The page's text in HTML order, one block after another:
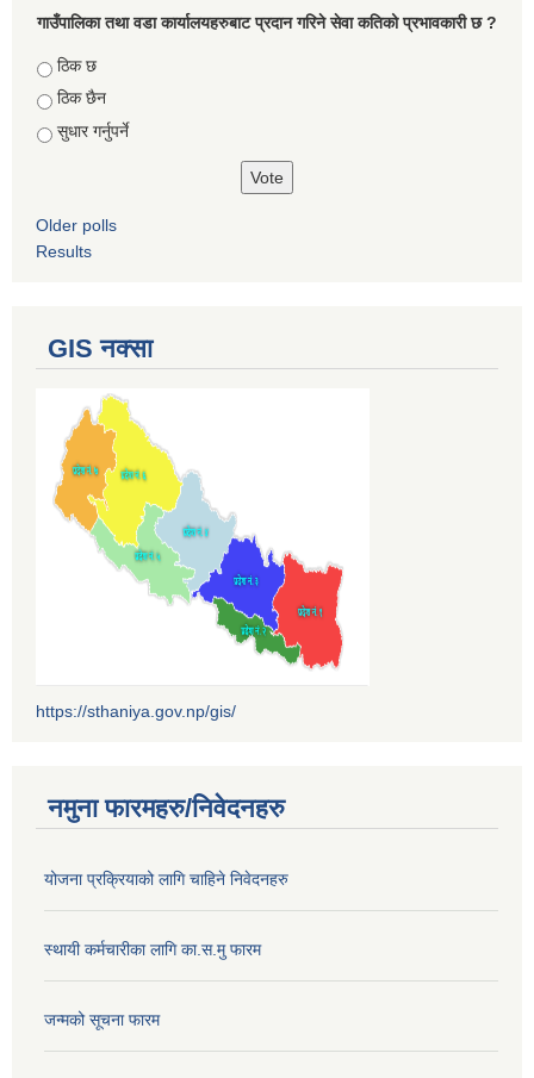
गाउँपालिका तथा वडा कार्यालयहरुबाट प्रदान गरिने सेवा कतिको प्रभावकारी छ ?
Choices
ठिक छ
ठिक छैन
सुधार गर्नुपर्ने
Older polls
Results
GIS नक्सा
https://sthaniya.gov.np/gis/
नमुना फारमहरु/निवेदनहरु
योजना प्रक्रियाको लागि चाहिने निवेदनहरु
स्थायी कर्मचारीका लागि का.स.मु फारम
जन्मको सूचना फारम